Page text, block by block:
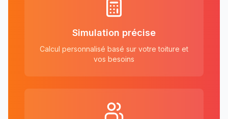
Simulation précise
Calcul personnalisé basé sur votre toiture et
vos besoins